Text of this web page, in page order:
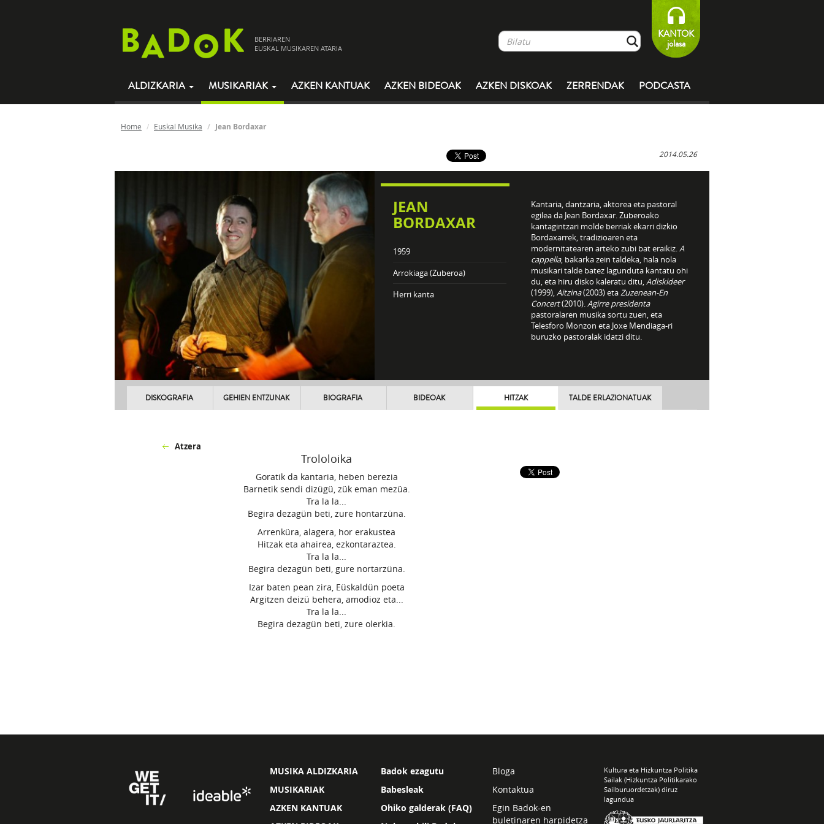
BERRIAREN
EUSKAL MUSIKAREN ATARIA
KANTOK
jolasa
ALDIZKARIA MUSIKARIAK AZKEN KANTUAK AZKEN BIDEOAK AZKEN DISKOAK ZERRENDAK PODCASTA
Home Euskal Musika Jean Bordaxar
2014.05.26
JEAN
BORDAXAR
1959
Arrokiaga (Zuberoa)
Herri kanta
Kantaria, dantzaria, aktorea eta pastoral
egilea da Jean Bordaxar. Zuberoako
kantagintzari molde berriak ekarri dizkio
Bordaxarrek, tradizioaren eta
modernitatearen arteko zubi bat eraikiz.A
cappella, bakarka zein taldeka, hala nola
musikari talde batez lagunduta kantatu ohi
du, eta hiru disko kaleratu ditu,Adiskideer
(1999),Aitzina(2003) etaZuzenean-En
Concert(2010).Agirre presidenta
pastoralaren musika sortu zuen, eta
Telesforo Monzon eta Joxe Mendiaga-ri
buruzko pastoralak idatzi ditu.
DISKOGRAFIA GEHIEN ENTZUNAK BIOGRAFIA BIDEOAK HITZAK TALDE ERLAZIONATUAK
Atzera
Trololoika
Goratik da kantaria, heben berezia
Barnetik sendi dizügü, zük eman mezüa.
Tra la la...
Begira dezagün beti, zure hontarzüna.
Arrenküra, alagera, hor erakustea
Hitzak eta ahairea, ezkontaraztea.
Tra la la...
Begira dezagün beti, gure nortarzüna.
Izar baten pean zira, Eüskaldün poeta
Argitzen deizü behera, amodioz eta...
Tra la la...
Begira dezagün beti, zure olerkia.
MUSIKA ALDIZKARIA
MUSIKARIAK
AZKEN KANTUAK
Badok ezagutu
Babesleak
Ohiko galderak (FAQ)
Bloga
Kontaktua
Egin Badok-en
buletinaren harpidetza
Kultura eta Hizkuntza Politika
Sailak (Hizkuntza Politikarako
Sailburuordetzak) diruz
lagundua